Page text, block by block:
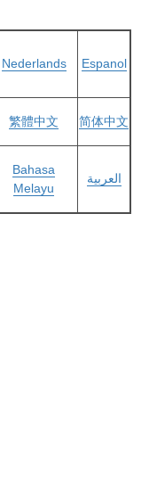
Nederlands Espanol
繁體中文 简体中文
Bahasa
Melayu
العربية